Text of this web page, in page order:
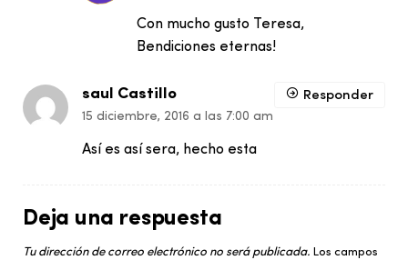
Con mucho gusto Teresa,
Bendiciones eternas!
saul Castillo
15 diciembre, 2016 a las 7:00 am
Así es así sera, hecho esta
Responder
Deja una respuesta
Tu dirección de correo electrónico no será publicada. Los campos